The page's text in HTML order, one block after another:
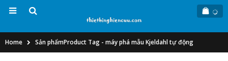
Home Sản phẩmProduct Tag - máy phá mẫu Kjeldahl tự động